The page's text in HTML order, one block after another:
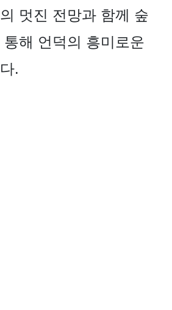
멋진 전망과 함께 숲
해 언덕의 흥미로운
.